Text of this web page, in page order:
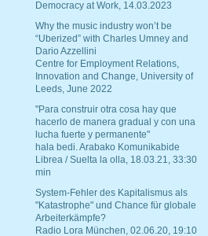
Democracy at Work, 14.03.2023
Why the music industry won’t be
“Uberized” with Charles Umney and
Dario Azzellini
Centre for Employment Relations,
Innovation and Change, University of
Leeds, June 2022
"Para construir otra cosa hay que
hacerlo de manera gradual y con una
lucha fuerte y permanente"
hala bedi. Arabako Komunikabide
Librea / Suelta la olla, 18.03.21, 33:30
min
System-Fehler des Kapitalismus als
"Katastrophe" und Chance für globale
Arbeiterkämpfe?
Radio Lora München, 02.06.20, 19:10